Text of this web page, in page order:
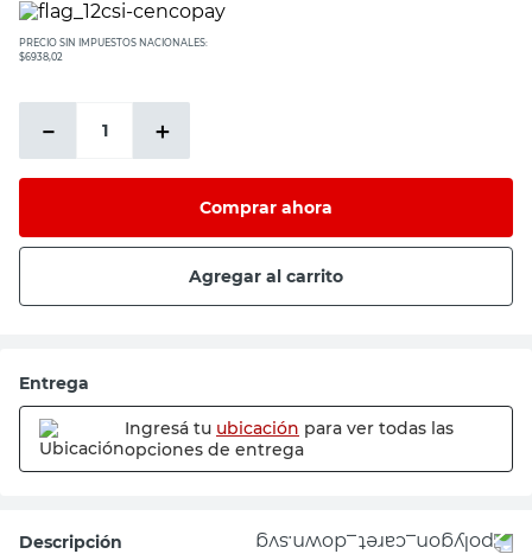
PRECIO SIN IMPUESTOS NACIONALES:
$6938,02
＋
－
Comprar ahora
Agregar al carrito
Entrega
Ingresá tu ubicación para ver todas las
opciones de entrega
Descripción